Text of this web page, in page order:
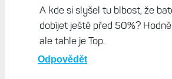
hluboké vybití, ale ani plné
držím nabití kolem 30–50 % a
dobíju během sprchování. Když
plnému nabití nevyhýbám (a